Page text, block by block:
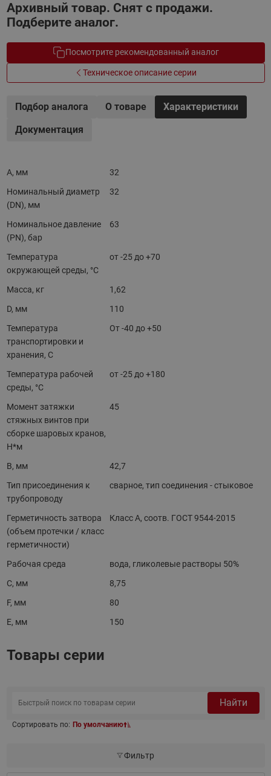
Архивный товар. Снят с продажи.
Подберите аналог.
Посмотрите рекомендованный аналог
Техническое описание серии
Подбор аналога О товаре
Характеристики
Документация
A, мм
32
Номинальный диаметр
(DN), мм
32
Номинальное давление
(PN), бар
63
Температура
окружающей среды, °С
от -25 до +70
Масса, кг
1,62
D, мм
110
Температура
транспортировки и
хранения, С
От -40 до +50
Температура рабочей
среды, °С
от -25 до +180
Момент затяжки
стяжных винтов при
сборке шаровых кранов,
Н*м
45
B, мм
42,7
Тип присоединения к
трубопроводу
сварное, тип соединения - стыковое
Герметичность затвора
(объем протечки / класс
герметичности)
Класс A, соотв. ГОСТ 9544-2015
Рабочая среда
вода, гликолевые растворы 50%
C, мм
8,75
F, мм
80
E, мм
150
Товары серии
Найти
Сортировать по: По умолчанию
Фильтр